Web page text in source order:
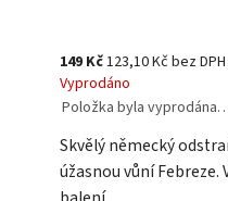
149 Kč123,10 Kč bez DPH
Vyprodáno
Položka byla
Skvělý německý
úžasnou vůní Febreze.